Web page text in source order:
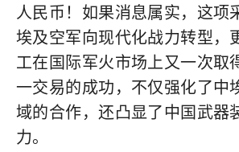
人民币！如果消息属实，这项
埃及空军向现代化战力转型，
工在国际军火市场上又一次取
一交易的成功，不仅强化了中
域的合作，还凸显了中国武器
力。